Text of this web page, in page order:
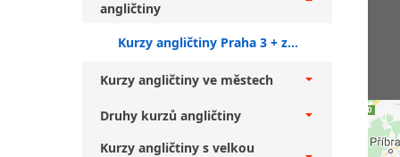
angličtiny
Kurzy angličtiny Praha 3 + začátečníci
Kurzy angličtiny ve městech
Druhy kurzů angličtiny
Kurzy angličtiny s velkou